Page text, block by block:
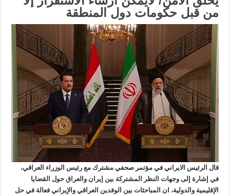
من قبل حكومات دول المنطقة
قال الرئيس الايراني في مؤتمر صحفي مشترك مع رئيس الوزراء العراقي،
في إشارة إلى وجهات النظر المشتركة بين إيران والعراق حول القضايا
الإقليمية والدولية، ان المباحثات بين الوفدين العراقي والإيراني فعالة في حل